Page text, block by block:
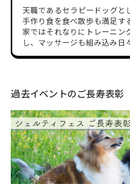
天職である⁡セラピードッグと
手作り食を食べ散歩も満足す
家ではそれなりにトレーニン
し、マッサージも組み込み日
過去イベントのご長寿表彰